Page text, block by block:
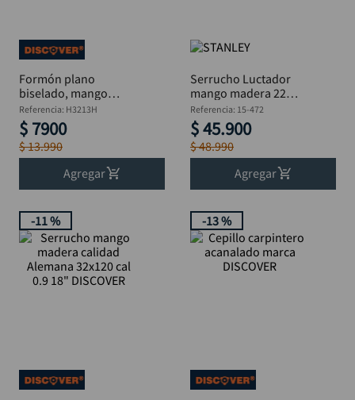
Formón plano
biselado, mango
madera DISCOVER
1.1/2"
Referencia: H3213H
$ 7900
$13.990
Agregar
Serrucho Luctador
mango madera 22
STANLEY 15-472
Referencia: 15-472
$45.900
$48.990
Agregar
-11 % -13 %